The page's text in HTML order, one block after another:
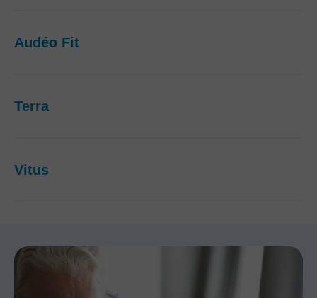
Audéo Fit
Terra
Vitus